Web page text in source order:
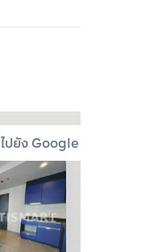
ไปยัง Google Map